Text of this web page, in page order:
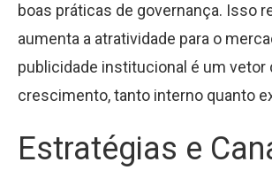
boas práticas de governança. Isso
aumenta a atratividade para o
publicidade institucional é um vetor
crescimento, tanto interno quanto
Estratégias e